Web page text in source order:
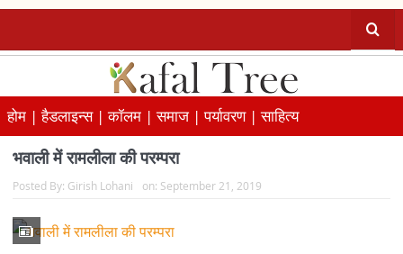
होम |हैडलाइन्स |कॉलम |समाज |पर्यावरण |साहित्य
भवाली में रामलीला की परम्परा
Posted By: Girish Lohani on: September 21, 2019